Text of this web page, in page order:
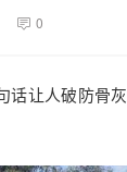
0
话让人破防骨